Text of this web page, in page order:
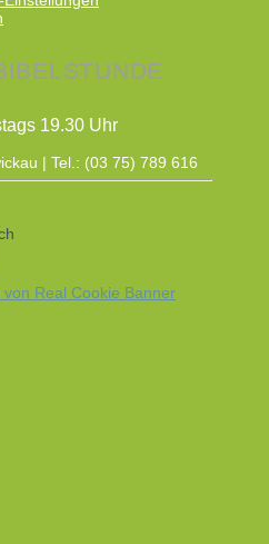
19.30 Uhr
| Tel.: (03 75) 789 616
Real Cookie Banner